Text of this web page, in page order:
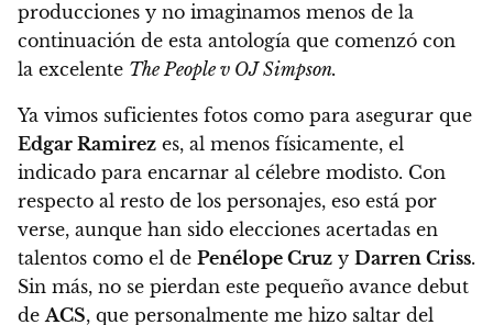
producciones y no imaginamos menos de la
continuación de esta antología que comenzó con
la excelente The People v OJ Simpson.
Ya vimos suficientes fotos como para asegurar que
Edgar Ramirez es, al menos físicamente, el
indicado para encarnar al célebre modisto. Con
respecto al resto de los personajes, eso está por
verse, aunque han sido elecciones acertadas en
talentos como el de Penélope Cruz y Darren Criss.
Sin más, no se pierdan este pequeño avance debut
deACS, que personalmente me hizo saltar del